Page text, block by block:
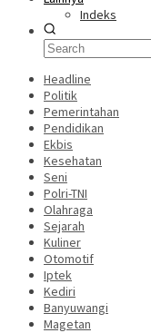
Indeks
Headline
Politik
Pemerintahan
Pendidikan
Ekbis
Kesehatan
Seni
Polri-TNI
Olahraga
Sejarah
Kuliner
Otomotif
Iptek
Kediri
Banyuwangi
Magetan